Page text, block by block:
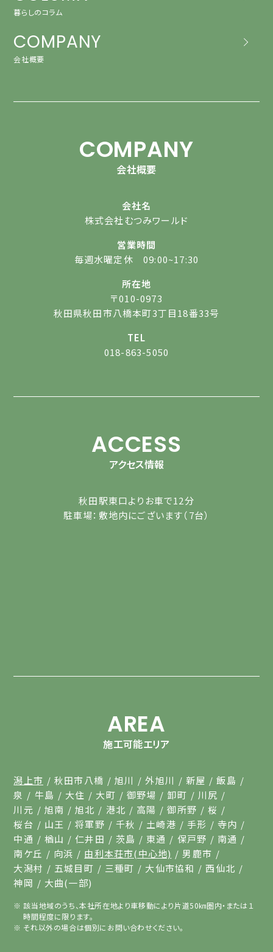
暮らしのコラム
COMPANY
会社概要
COMPANY
会社概要
会社名
株式会社むつみワールド
営業時間
毎週水曜定休 09:00~17:30
所在地
〒010-0973
秋田県秋田市八橋本町3丁目18番33号
TEL
018-863-5050
ACCESS
アクセス情報
秋田駅東口よりお車で12分
駐車場：敷地内にございます（7台）
AREA
施工可能エリア
潟上市 秋田市八橋 旭川 外旭川 新屋
飯島
泉
牛島 大住 大町 御野場 卸町
川尻
川元
旭南 旭北 港北 高陽 御所野
桜
桜台
山王 将軍野 千秋 土崎港 手形
寺内
中通
楢山 仁井田 茨島 東通 保戸野
南通
南ケ丘
向浜 由利本荘市(中心地)
男鹿市
大潟村
五城目町 三種町 大仙市協和
西仙北
神岡
大曲(一部)
該当地域のうち、本社所在地より車移動により片道50㎞圏内・または１
時間程度に限ります。
それ以外の場合は個別にお問い合わせください。